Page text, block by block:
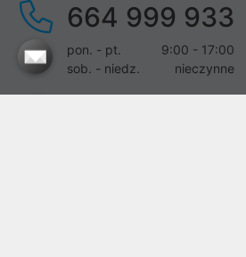
664 999 933
pon. - pt.
9:00 - 17:00
sob. - niedz.
nieczynne